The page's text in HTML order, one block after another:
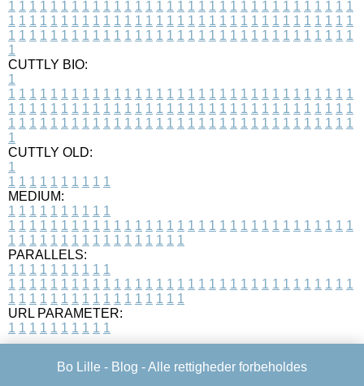
1 1 1 1 1 1 1 1 1 1 1 1 1 1 1 1 1 1 1 1 1 1 1 1 1 1 1 1 1 1 1 1 1
1 1 1 1 1 1 1 1 1 1 1 1 1 1 1 1 1 1 1 1 1 1 1 1 1 1 1 1 1 1 1 1 1
1 1 1 1 1 1 1 1 1 1 1 1 1 1 1 1 1 1 1 1 1 1 1 1 1 1 1 1 1 1 1 1 1
1
CUTTLY BIO:
1
1 1 1 1 1 1 1 1 1 1 1 1 1 1 1 1 1 1 1 1 1 1 1 1 1 1 1 1 1 1 1 1 1
1 1 1 1 1 1 1 1 1 1 1 1 1 1 1 1 1 1 1 1 1 1 1 1 1 1 1 1 1 1 1 1 1
1 1 1 1 1 1 1 1 1 1 1 1 1 1 1 1 1 1 1 1 1 1 1 1 1 1 1 1 1 1 1 1 1
1
CUTTLY OLD:
1
1 1 1 1 1 1 1 1 1 1
MEDIUM:
1 1 1 1 1 1 1 1 1 1
1 1 1 1 1 1 1 1 1 1 1 1 1 1 1 1 1 1 1 1 1 1 1 1 1 1 1 1 1 1 1 1 1
1 1 1 1 1 1 1 1 1 1 1 1 1 1 1 1 1
PARALLELS:
1 1 1 1 1 1 1 1 1 1
1 1 1 1 1 1 1 1 1 1 1 1 1 1 1 1 1 1 1 1 1 1 1 1 1 1 1 1 1 1 1 1 1
1 1 1 1 1 1 1 1 1 1 1 1 1 1 1 1 1
URL PARAMETER:
1 1 1 1 1 1 1 1 1 1
Bo Lille - Blog - Alle rettigheder forbeholdes